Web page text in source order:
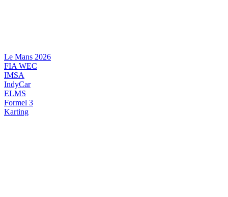
Le Mans 2026
FIA WEC
IMSA
IndyCar
ELMS
Formel 3
Karting